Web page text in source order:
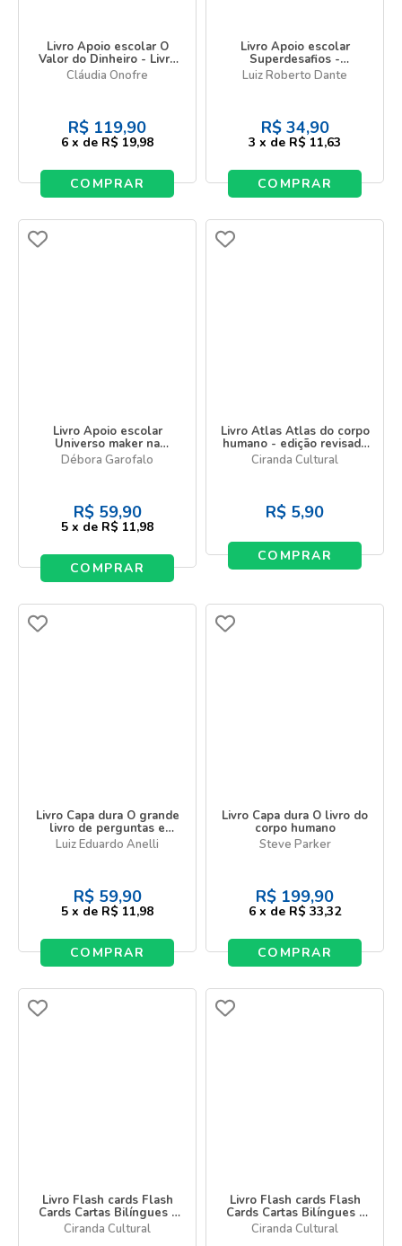
Livro Apoio escolar O
Valor do Dinheiro - Livro
do Estudante - 1 ano
Cláudia Onofre
R$ 119,90
6 x de R$ 19,98
COMPRAR
Livro Apoio escolar
Superdesafios -
Problemas e estímulos
matemáticos
Luiz Roberto Dante
R$ 34,90
3 x de R$ 11,63
COMPRAR
Livro Apoio escolar
Universo maker na
educação
Débora Garofalo
R$ 59,90
5 x de R$ 11,98
COMPRAR
Livro Atlas Atlas do corpo
humano - edição revisada
e atualizada
Ciranda Cultural
R$ 5,90
COMPRAR
Livro Capa dura O grande
livro de perguntas e
respostas
Luiz Eduardo Anelli
R$ 59,90
5 x de R$ 11,98
COMPRAR
Livro Capa dura O livro do
corpo humano
Steve Parker
R$ 199,90
6 x de R$ 33,32
COMPRAR
Livro Flash cards Flash
Cards Cartas Bilíngues -
Alfabeto - Alphabet
Ciranda Cultural
Livro Flash cards Flash
Cards Cartas Bilíngues -
Alimentos - Food
Ciranda Cultural